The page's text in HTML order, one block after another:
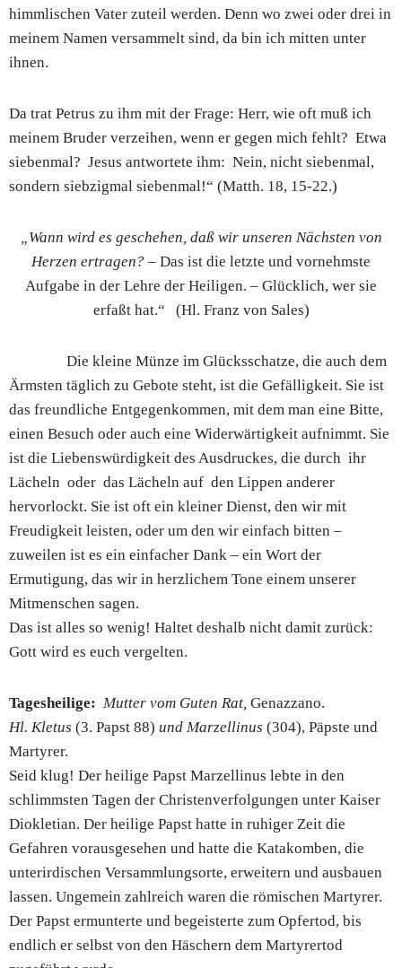
himmlischen Vater zuteil werden. Denn wo zwei oder drei in
meinem Namen versammelt sind, da bin ich mitten unter
ihnen.
Da trat Petrus zu ihm mit der Frage: Herr, wie oft muß ich
meinem Bruder verzeihen, wenn er gegen mich fehlt? Etwa
siebenmal? Jesus antwortete ihm: Nein, nicht siebenmal,
sondern siebzigmal siebenmal!“ (Matth. 18, 15-22.)
„Wann wird es geschehen, daß wir unseren Nächsten von
Herzen ertragen? – Das ist die letzte und vornehmste
Aufgabe in der Lehre der Heiligen. – Glücklich, wer sie
erfaßt hat.“ (Hl. Franz von Sales)
Die kleine Münze im Glücksschatze, die auch dem
Ärmsten täglich zu Gebote steht, ist die Gefälligkeit. Sie ist
das freundliche Entgegenkommen, mit dem man eine Bitte,
einen Besuch oder auch eine Widerwärtigkeit aufnimmt. Sie
ist die Liebenswürdigkeit des Ausdruckes, die durch ihr
Lächeln oder das Lächeln auf den Lippen anderer
hervorlockt. Sie ist oft ein kleiner Dienst, den wir mit
Freudigkeit leisten, oder um den wir einfach bitten –
zuweilen ist es ein einfacher Dank – ein Wort der
Ermutigung, das wir in herzlichem Tone einem unserer
Mitmenschen sagen.
Das ist alles so wenig! Haltet deshalb nicht damit zurück:
Gott wird es euch vergelten.
Tagesheilige: Mutter vom Guten Rat, Genazzano.
Hl. Kletus (3. Papst 88) und Marzellinus (304), Päpste und
Martyrer.
Seid klug! Der heilige Papst Marzellinus lebte in den
schlimmsten Tagen der Christen­verfolgungen unter Kaiser
Diokletian. Der heilige Papst hatte in ruhiger Zeit die
Gefahren vorausgesehen und hatte die Katakomben, die
unterirdischen Versammlungsorte, erweitern und ausbauen
lassen. Ungemein zahlreich waren die römischen Martyrer.
Der Papst ermunterte und begeisterte zum Opfertod, bis
endlich er selbst von den Häschern dem Martyrertod